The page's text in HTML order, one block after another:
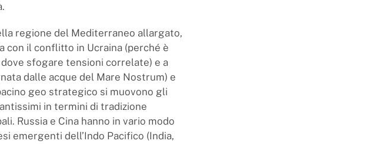
regione del Mediterraneo allargato,
con il conflitto in Ucraina (perché è
sfogare tensioni correlate) e a
dalle acque del Mare Nostrum) e
geo strategico si muovono gli
in termini di tradizione
Russia e Cina hanno in vario modo
emergenti dell’Indo Pacifico (India,